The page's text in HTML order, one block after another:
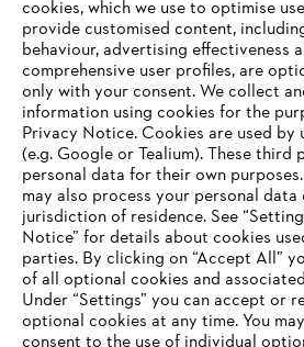
Information for suppliers
Products
Contact
Career
Whistleblower system
cookies, which we use to optimise
provide customised content,
behaviour, advertising effectiveness
comprehensive user profiles, are
only with your consent. We collect
information using cookies for the
Privacy Notice. Cookies are used by
(e.g. Google or Tealium). These third
personal data for their own
may also process your personal
jurisdiction of residence. See
Notice” for details about cookies
parties. By clicking on “Accept All”
of all optional cookies and
Under “Settings” you can accept or
optional cookies at any time. You